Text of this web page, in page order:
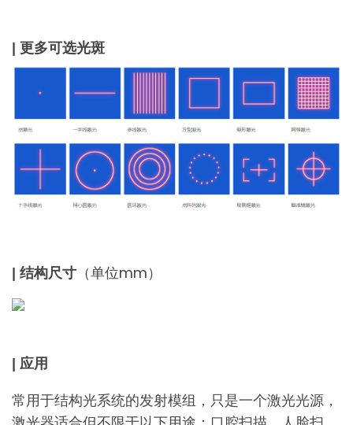
| 更多可选光斑
| 结构尺寸 （单位mm）
| 应用
常用于结构光系统的发射模组，只是一个激光光源，